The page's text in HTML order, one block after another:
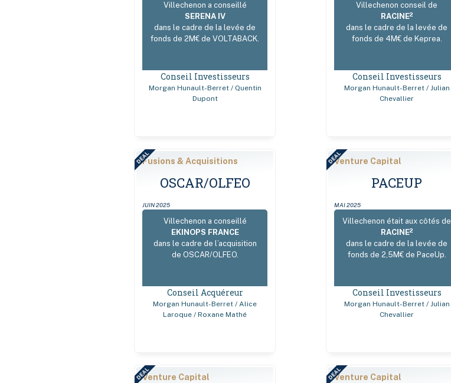
Villechenon a conseillé
SERENA IV
dans le cadre de la levée de
fonds de 2M€ de VOLTABACK.
Conseil Investisseurs
Morgan Hunault-Berret / Quentin
Dupont
Villechenon conseil de
RACINE2
dans le cadre de la levée de
fonds de 4M€ de Keprea.
Conseil Investisseurs
Morgan Hunault-Berret / Julian
Chevallier
Fusions & Acquisitions
OSCAR/OLFEO
JUIN 2025
Villechenon a conseillé
EKINOPS FRANCE
dans le cadre de l’acquisition
de OSCAR/OLFEO.
Conseil Acquéreur
Morgan Hunault-Berret / Alice
Laroque / Roxane Mathé
DEAL Venture Capital
PACEUP
MAI 2025
Villechenon était aux côtés de
RACINE2
dans le cadre de la levée de
fonds de 2,5M€ de PaceUp.
Conseil Investisseurs
Morgan Hunault-Berret / Julian
Chevallier
DEAL
Venture Capital
DEAL Venture Capital
DEAL